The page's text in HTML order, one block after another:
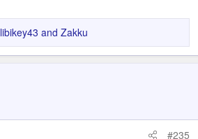
libikey43 and Zakku
#235